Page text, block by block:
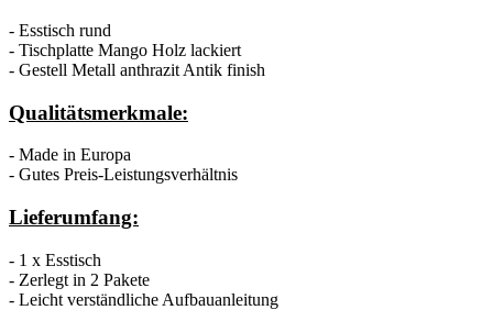
- Esstisch rund
- Tischplatte Mango Holz lackiert
- Gestell Metall anthrazit Antik finish
Qualitätsmerkmale:
- Made in Europa
- Gutes Preis-Leistungsverhältnis
Lieferumfang:
- 1 x Esstisch
- Zerlegt in 2 Pakete
- Leicht verständliche Aufbauanleitung